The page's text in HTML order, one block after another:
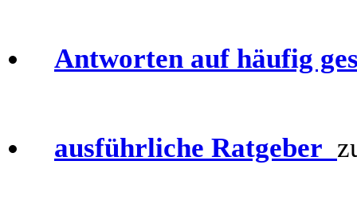
Antworten auf häufig
ausführliche Ratgeber